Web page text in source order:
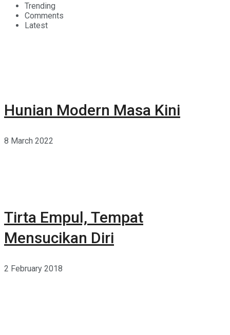
Trending
Comments
Latest
Hunian Modern Masa Kini
8 March 2022
Tirta Empul, Tempat
Mensucikan Diri
2 February 2018